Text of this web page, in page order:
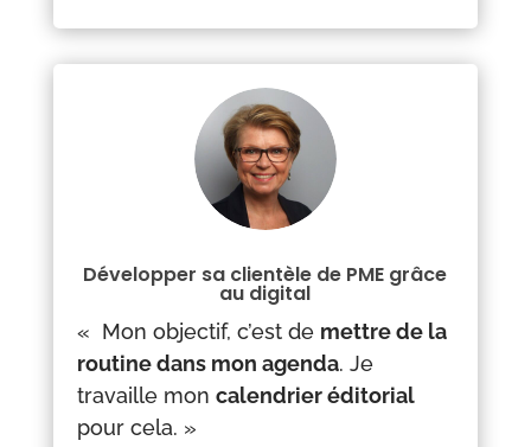
Développer sa clientèle de PME grâce
au digital
« Mon objectif, c’est de mettre de la
routine dans mon agenda. Je
travaille mon calendrier éditorial
pour cela. »